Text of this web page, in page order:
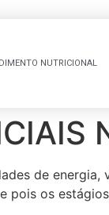
NUTRICIONAL
de
pois os